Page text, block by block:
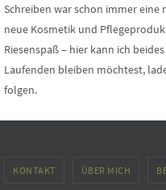
Schreiben war schon immer
neue Kosmetik und
Riesenspaß – hier kann ich
Laufenden bleiben möchtest,
folgen.
KONTAKT ÜBER MICH